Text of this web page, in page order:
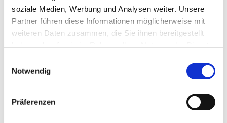
soziale Medien, Werbung und Analysen weiter. Unsere
Partner führen diese Informationen möglicherweise mit
weiteren Daten zusammen, die Sie ihnen bereitgestellt
Notwendig
Präferenzen
Dies könnte Sie auch
interessieren